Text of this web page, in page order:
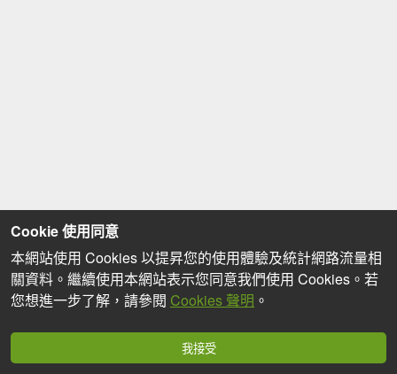
Cookie 使用同意
本網站使用 Cookies 以提昇您的使用體驗及統計網路流量相
關資料。繼續使用本網站表示您同意我們使用 Cookies。若
您想進一步了解，請參閱 Cookies 聲明 。
我接受